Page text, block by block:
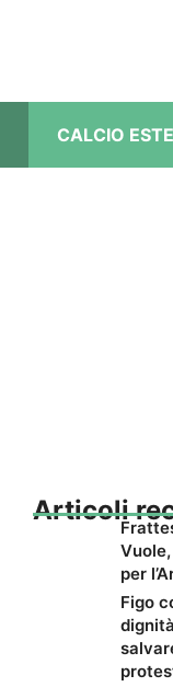
CALCIO
Articoli
per
Figo